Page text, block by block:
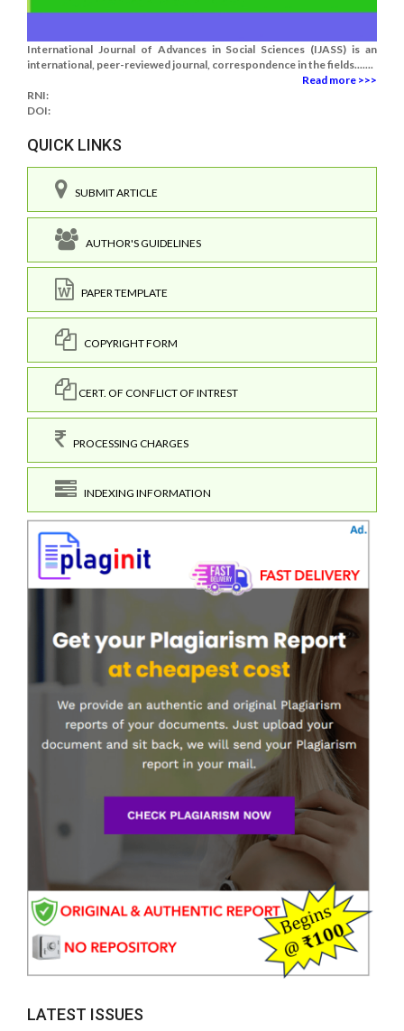
International Journal of Advances in Social Sciences (IJASS) is an
international, peer-reviewed journal, correspondence in the fields.......
Read more >>>
RNI:
DOI:
QUICK LINKS
SUBMIT ARTICLE
AUTHOR'S GUIDELINES
PAPER TEMPLATE
COPYRIGHT FORM
CERT. OF CONFLICT OF INTREST
PROCESSING CHARGES
INDEXING INFORMATION
LATEST ISSUES